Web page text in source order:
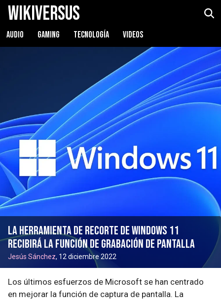
WikiVersus
AUDIO GAMING TECNOLOGÍA VIDEOS
La herramienta de recorte de Windows 11
recibirá la función de grabación de pantalla
Jesús Sánchez, 12 diciembre 2022
Los últimos esfuerzos de Microsoft se han centrado
en mejorar la función de captura de pantalla. La